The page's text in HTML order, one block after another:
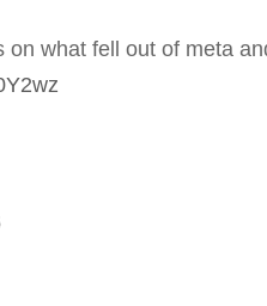
what fell out of meta